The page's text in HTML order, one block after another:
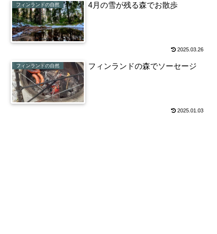
フィンランドの自然 4月の雪が残る森でお散歩
2025.03.26
フィンランドの自然 フィンランドの森でソーセージ
2025.01.03